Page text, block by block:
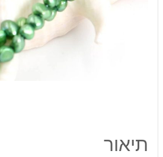
תיאור